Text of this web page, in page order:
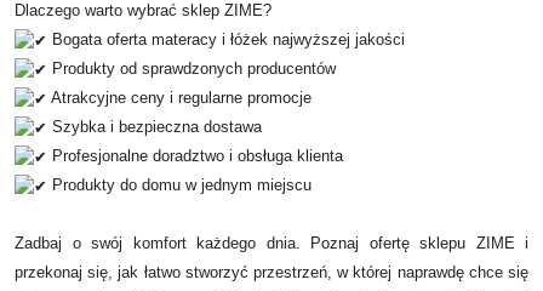
Dlaczego warto wybrać sklep ZIME?
Bogata oferta materacy i łóżek najwyższej jakości
Produkty od sprawdzonych producentów
Atrakcyjne ceny i regularne promocje
Szybka i bezpieczna dostawa
Profesjonalne doradztwo i obsługa klienta
Produkty do domu w jednym miejscu
Zadbaj o swój komfort każdego dnia. Poznaj ofertę sklepu ZIME i
przekonaj się, jak łatwo stworzyć przestrzeń, w której naprawdę chce się